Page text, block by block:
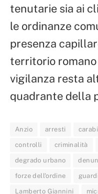
tenutarie sia ai
le ordinanze
presenza
territorio
vigilanza resta
quadrante della
Anzio arresti
controlli criminalità
degrado urbano
forze dell'ordine
Lamberto Giannini